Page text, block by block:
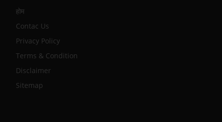
होम
Contac Us
Privacy Policy
Terms & Condition
Disclaimer
Sitemap